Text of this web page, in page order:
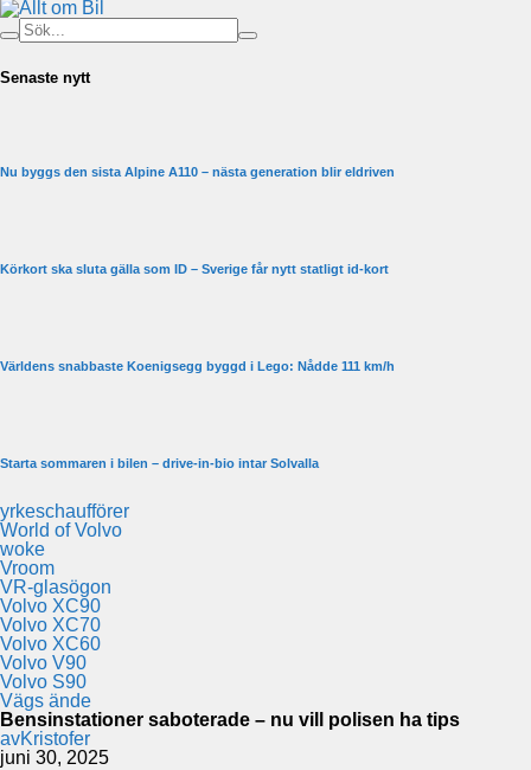
Senaste nytt
Nu byggs den sista Alpine A110 – nästa generation blir eldriven
Körkort ska sluta gälla som ID – Sverige får nytt statligt id-kort
Världens snabbaste Koenigsegg byggd i Lego: Nådde 111 km/h
Starta sommaren i bilen – drive-in-bio intar Solvalla
yrkeschaufförer
World of Volvo
woke
Vroom
VR-glasögon
Volvo XC90
Volvo XC70
Volvo XC60
Volvo V90
Volvo S90
Vägs ände
Bensinstationer saboterade – nu vill polisen ha tips
avKristofer
juni 30, 2025